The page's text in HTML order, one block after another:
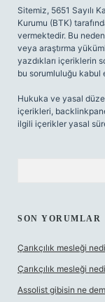
Sitemiz, 5651 Sayılı
Kurumu (BTK)
vermektedir. Bu
veya araştırma
yazdıkları içeriklerin
bu sorumluluğu kabul
Hukuka ve yasal
içerikleri,
ilgili içerikler yasal
SON YORUMLAR
Çarıkçılık mesleği
Çarıkçılık mesleği
Assolist gibisin ne